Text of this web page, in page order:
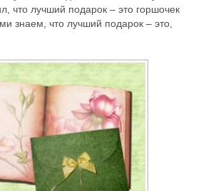
что лучший подарок – это горшочек
знаем, что лучший подарок – это,